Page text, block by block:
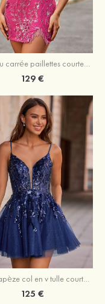
Fourreau carrée paillettes courte/mini robe de fête de la rentrée
129 €
Robe trapèze col en v tulle courte/mini robe de fête de la rentrée avec poches paillettes
125 €